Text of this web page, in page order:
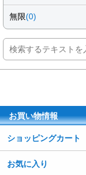
無限(0)
お買い物情報
ショッピングカート
お気に入り